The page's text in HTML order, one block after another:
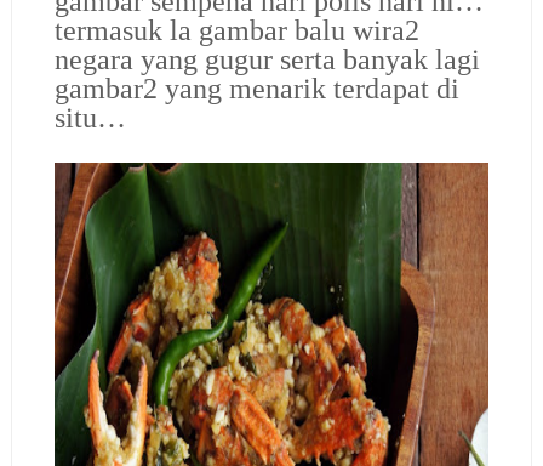
termasuk la gambar balu wira2
negara yang gugur serta banyak lagi
gambar2 yang menarik terdapat di
situ…